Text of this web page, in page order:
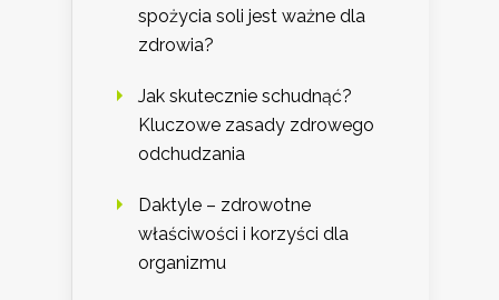
spożycia soli jest ważne dla
zdrowia?
Jak skutecznie schudnąć?
Kluczowe zasady zdrowego
odchudzania
Daktyle – zdrowotne
właściwości i korzyści dla
organizmu